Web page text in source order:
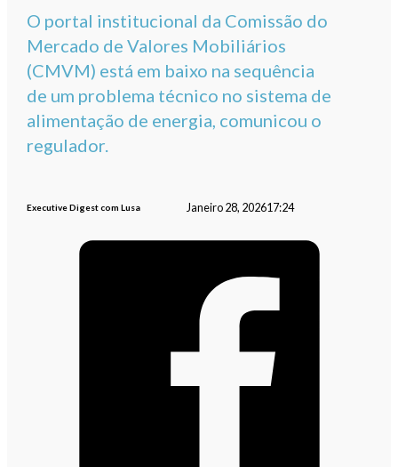
O portal institucional da Comissão do
Mercado de Valores Mobiliários
(CMVM) está em baixo na sequência
de um problema técnico no sistema de
alimentação de energia, comunicou o
regulador.
Executive Digest com Lusa Janeiro 28, 202617:24